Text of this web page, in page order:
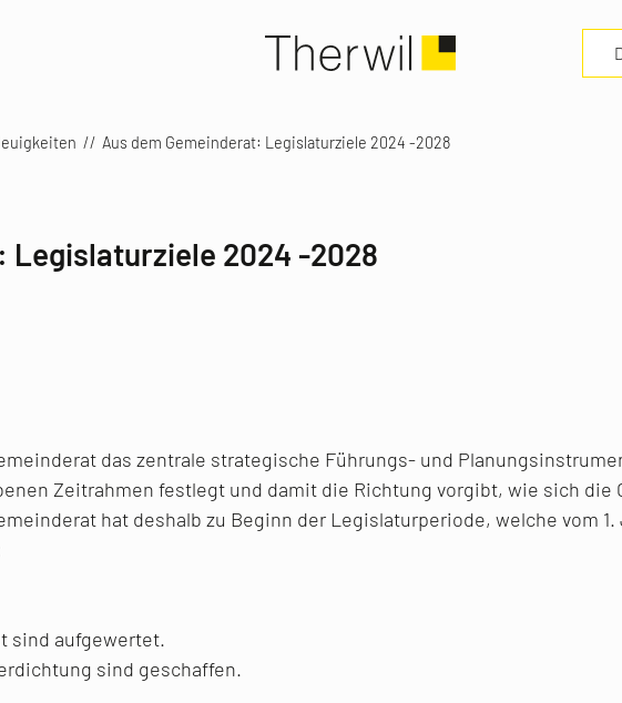
Aus dem Gemeinderat: Legislaturziele 2024 -2028
Legislaturziele 2024 -2028
das zentrale strategische Führungs- und
Zeitrahmen festlegt und damit die Richtung vorgibt, wie sich
hat deshalb zu Beginn der Legislaturperiode, welche vom
sind aufgewertet.
sind geschaffen.